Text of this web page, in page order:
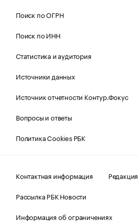
Поиск по ОГРН
Поиск по ИНН
Статистика и аудитория
Источники данных
Источник отчетности Контур.Фокус
Вопросы и ответы
Политика Cookies РБК
Контактная информация
Редакция
Рассылка РБК Новости
Информация об ограничениях